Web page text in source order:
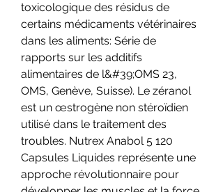
toxicologique des résidus de
certains médicaments vétérinaires
dans les aliments: Série de
rapports sur les additifs
alimentaires de l&#39;OMS 23,
OMS, Genève, Suisse). Le zéranol
est un œstrogène non stéroïdien
utilisé dans le traitement des
troubles. Nutrex Anabol 5 120
Capsules Liquides représente une
approche révolutionnaire pour